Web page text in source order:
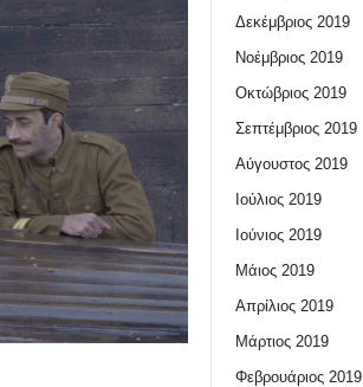
Δεκέμβριος 2019
Νοέμβριος 2019
Οκτώβριος 2019
Σεπτέμβριος 2019
Αύγουστος 2019
Ιούλιος 2019
Ιούνιος 2019
Μάιος 2019
Απρίλιος 2019
Μάρτιος 2019
Φεβρουάριος 2019